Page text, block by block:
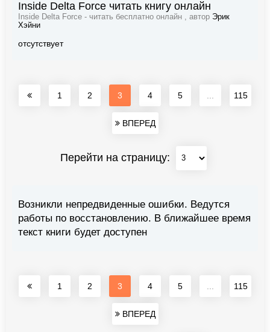
Inside Delta Force читать книгу онлайн
Inside Delta Force - читать бесплатно онлайн , автор Эрик
Хэйни
отсутствует
1 2 3 4 5 115
ВПЕРЕД
Перейти на страницу:
Возникли непредвиденные ошибки. Ведутся
работы по восстановлению. В ближайшее время
текст книги будет доступен
1 2 3 4 5 115
ВПЕРЕД